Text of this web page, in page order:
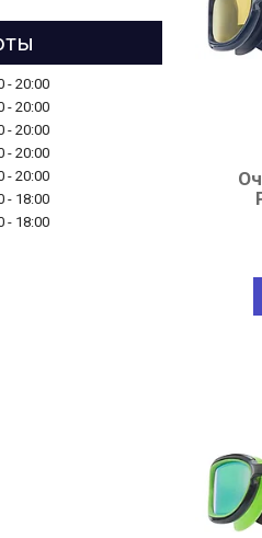
20:00
20:00
20:00
20:00
20:00
18:00
18:00